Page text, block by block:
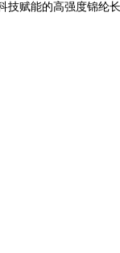
赋能的高强度锦纶